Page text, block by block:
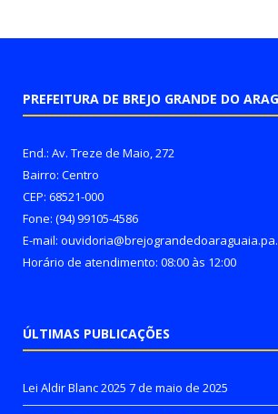
PREFEITURA DE BREJO GRANDE DO
End.: Av. Treze de Maio, 272
Bairro: Centro
CEP: 68521-000
Fone: (94) 99105-4586
E-mail:
Horário de atendimento: 08:00 às 12:00
ÚLTIMAS PUBLICAÇÕES
Lei Aldir Blanc 2025 7 de maio de 2025